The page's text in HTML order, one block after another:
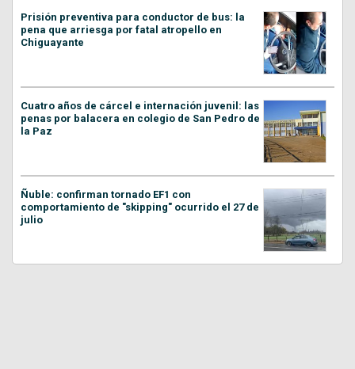
Prisión preventiva para conductor de bus: la
pena que arriesga por fatal atropello en
Chiguayante
Cuatro años de cárcel e internación juvenil: las
penas por balacera en colegio de San Pedro de
la Paz
Ñuble: confirman tornado EF1 con
comportamiento de "skipping" ocurrido el 27 de
julio